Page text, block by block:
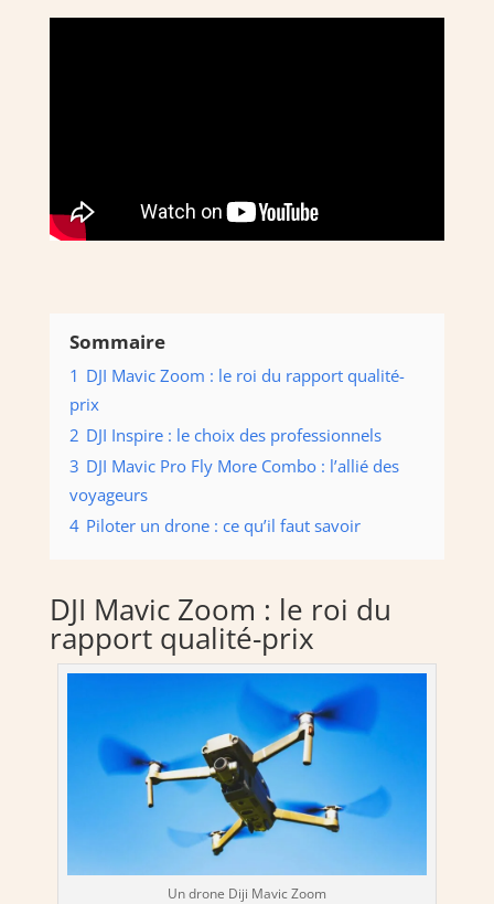
Sommaire
1 DJI Mavic Zoom : le roi du rapport qualité-
prix
2 DJI Inspire : le choix des professionnels
3 DJI Mavic Pro Fly More Combo : l’allié des
voyageurs
4 Piloter un drone : ce qu’il faut savoir
DJI Mavic Zoom : le roi du
rapport qualité-prix
Un drone Diji Mavic Zoom